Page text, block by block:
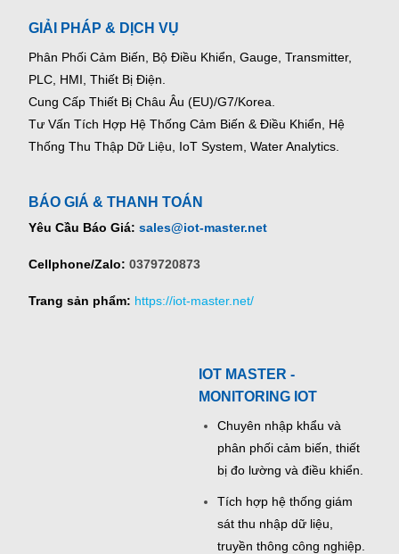
GIẢI PHÁP & DỊCH VỤ
Phân Phối Cảm Biến, Bộ Điều Khiển, Gauge, Transmitter,
PLC, HMI, Thiết Bị Điện.
Cung Cấp Thiết Bị Châu Âu (EU)/G7/Korea.
Tư Vấn Tích Hợp Hệ Thống Cảm Biến & Điều Khiển, Hệ
Thống Thu Thập Dữ Liệu, IoT System, Water Analytics.
BÁO GIÁ & THANH TOÁN
Yêu Cầu Báo Giá: sales@iot-master.net
Cellphone/Zalo: 0379720873
Trang sản phẩm: https://iot-master.net/
IOT MASTER -
MONITORING IOT
Chuyên nhập khẩu và
phân phối cảm biến, thiết
bị đo lường và điều khiển.
Tích hợp hệ thống giám
sát thu nhập dữ liệu,
truyền thông công nghiệp.